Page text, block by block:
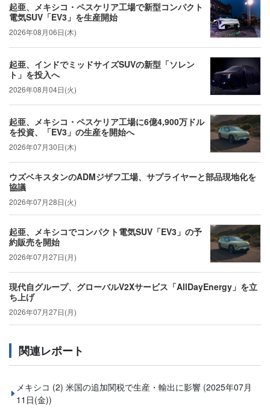
起亜、メキシコ・ペスケリア工場で新型コンパクト
電気SUV「EV3」を生産開始
2026年08月06日(木)
起亜、インドでミッドサイズSUVの新型「ソレン
ト」を投入へ
2026年08月04日(火)
起亜、メキシコ・ペスケリア工場に6億4,900万ドル
を投資、「EV3」の生産を開始へ
2026年07月30日(木)
ウズベキスタンのADMジザフ工場、サプライヤーと部品現地化を
協議
2026年07月28日(火)
起亜、メキシコでコンパクト電気SUV「EV3」の予
約販売を開始
2026年07月27日(月)
現代自グループ、グローバルV2Xサービス「AllDayEnergy」を立
ち上げ
2026年07月27日(月)
関連レポート
メキシコ (2) 米国の追加関税で生産・輸出に影響 (2025年07月
11日(金))